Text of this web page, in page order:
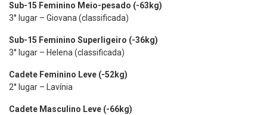
Sub-15 Feminino Meio-pesado (-63kg)
3° lugar – Giovana (classificada)
Sub-15 Feminino Superligeiro (-36kg)
3° lugar – Helena (classificada)
Cadete Feminino Leve (-52kg)
2° lugar – Lavínia
Cadete Masculino Leve (-66kg)